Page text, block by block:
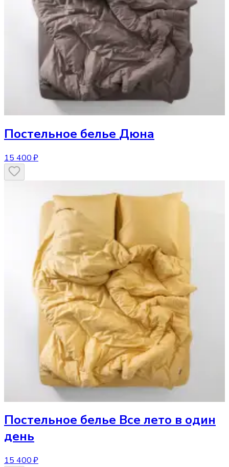
Постельное белье Дюна
15 400 ₽
Постельное белье Все лето в один
день
15 400 ₽